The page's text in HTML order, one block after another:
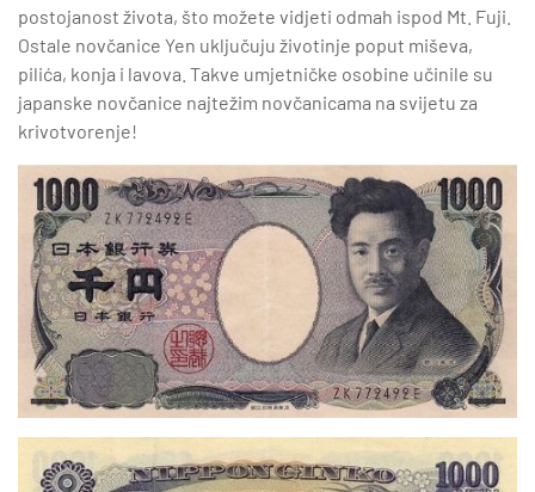
postojanost života, što možete vidjeti odmah ispod Mt. Fuji.
Ostale novčanice Yen uključuju životinje poput miševa,
pilića, konja i lavova. Takve umjetničke osobine učinile su
japanske novčanice najtežim novčanicama na svijetu za
krivotvorenje!